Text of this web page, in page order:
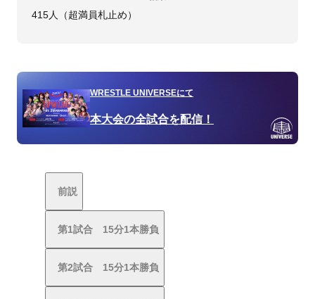
415人（超満員札止め）
WRESTLE UNIVERSEにて
本大会の全試合を配信！
前説
第1試合 15分1本勝負
第2試合 15分1本勝負